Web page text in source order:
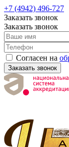
+7 (4942) 496-727
Заказать звонок
Заказать звонок
Согласен на
Заказать звонок